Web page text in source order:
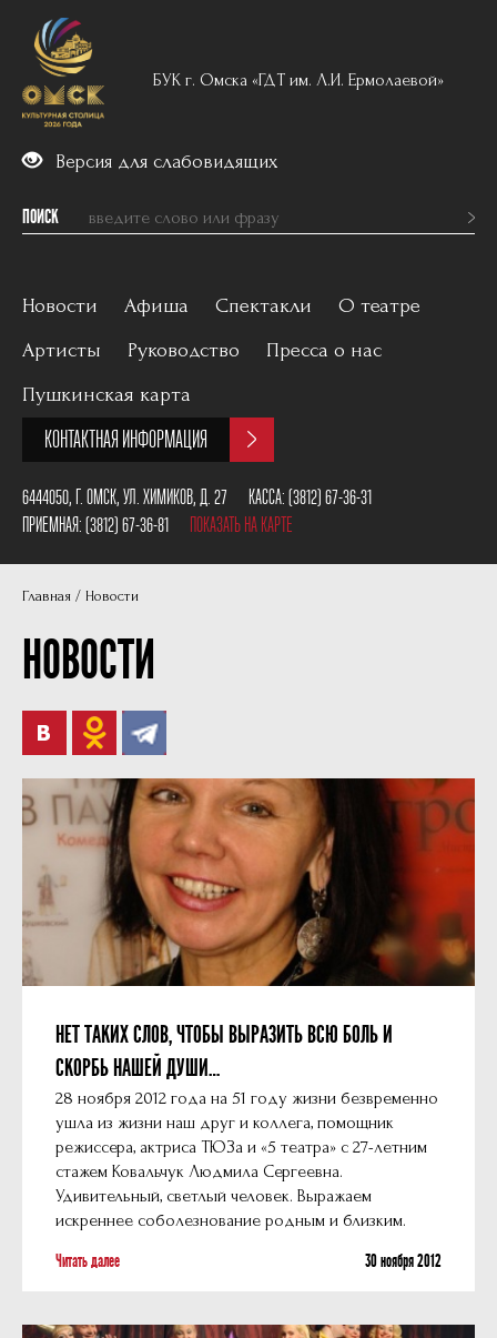
БУК г. Омска «ГДТ им. Л.И. Ермолаевой»
Версия для слабовидящих
ПОИСК
Новости Афиша Спектакли
Вечерний репертуар
Пушкинская карта
О театре
История
Наши партнеры
Артисты Руководство
Пресса о нас
Пушкинская карта
КОНТАКТНАЯ ИНФОРМАЦИЯ
6444050, Г. ОМСК, УЛ. ХИМИКОВ, Д. 27 КАССА:(3812) 67-36-31
ПРИЕМНАЯ:(3812) 67-36-81 ПОКАЗАТЬ НА КАРТЕ
Главная Новости
НОВОСТИ
НЕТ ТАКИХ СЛОВ, ЧТОБЫ ВЫРАЗИТЬ ВСЮ БОЛЬ И
СКОРБЬ НАШЕЙ ДУШИ…
28 ноября 2012 года на 51 году жизни безвременно
ушла из жизни наш друг и коллега, помощник
режиссера, актриса ТЮЗа и «5 театра» с 27-летним
стажем Ковальчук Людмила Сергеевна.
Удивительный, светлый человек. Выражаем
искреннее соболезнование родным и близким.
Читать далее 30 ноября 2012